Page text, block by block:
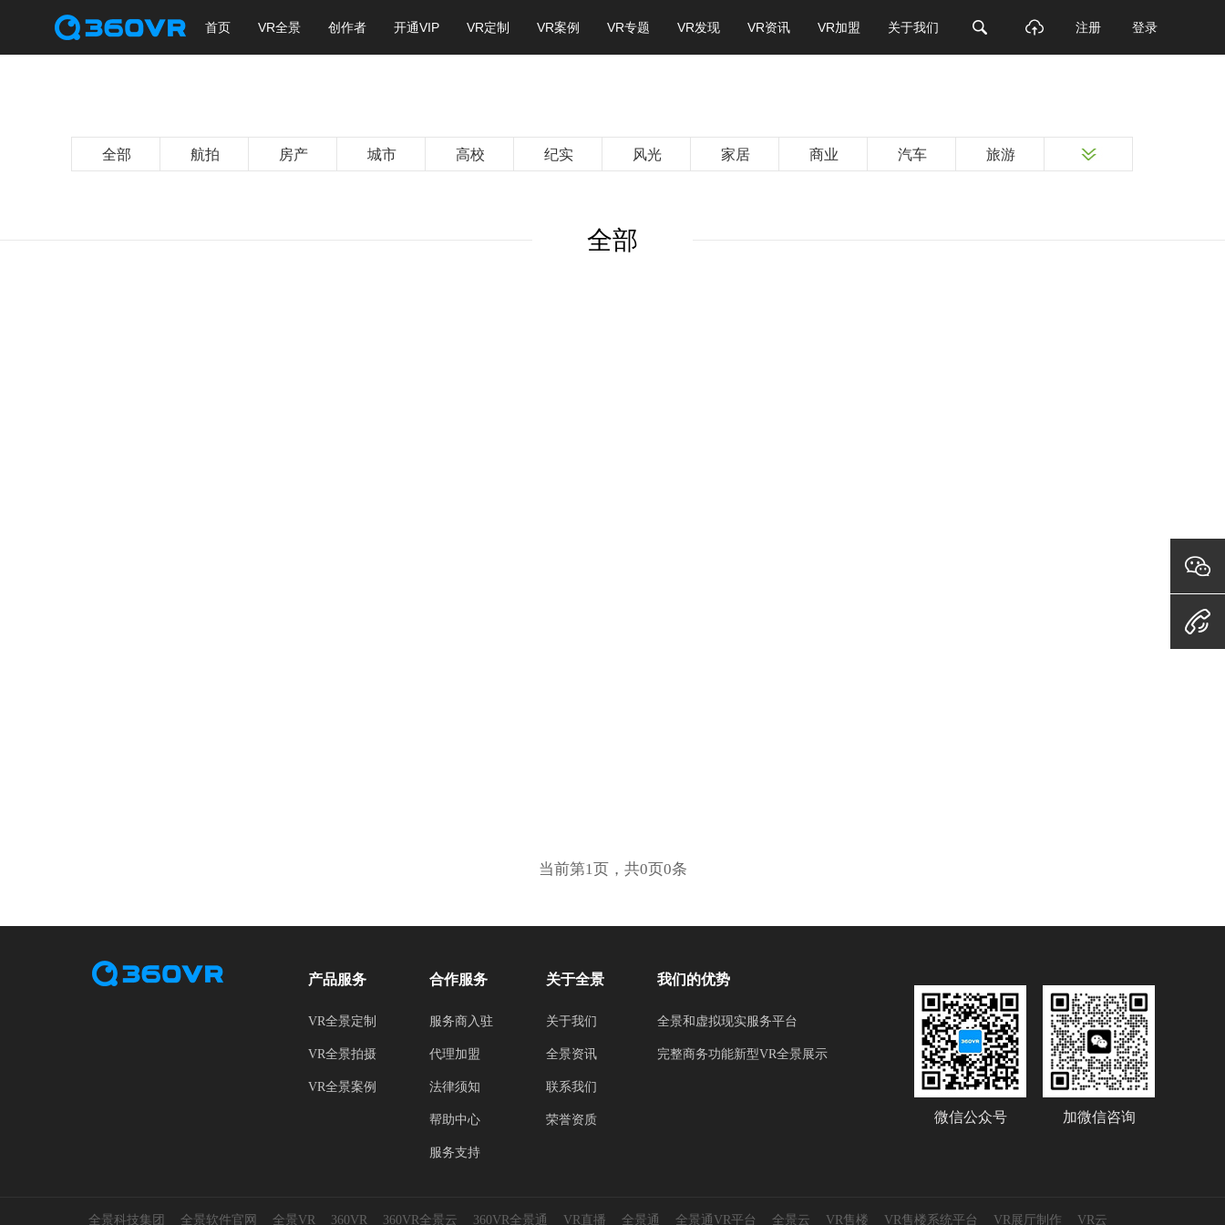
首页 VR全景 创作者 开通VIP VR定制 VR案例 VR专题 VR发现 VR资讯 VR加盟 关于我们 注册 登录
全部 航拍 房产 城市 高校 纪实 风光 家居 商业 汽车 旅游
全部
当前第1页，共0页0条
产品服务
VR全景定制
VR全景拍摄
VR全景案例
合作服务
服务商入驻
代理加盟
法律须知
帮助中心
服务支持
关于全景
关于我们
全景资讯
联系我们
荣誉资质
我们的优势
全景和虚拟现实服务平台
完整商务功能新型VR全景展示
微信公众号 加微信咨询
全景科技集团 全景软件官网 全景VR 360VR 360VR全景云 360VR全景通 VR直播 全景通 全景通VR平台 全景云 VR售楼 VR售楼系统平台 VR展厅制作 VR云